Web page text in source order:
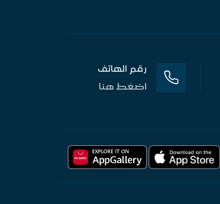
رقم الهاتف
اضغط هنا